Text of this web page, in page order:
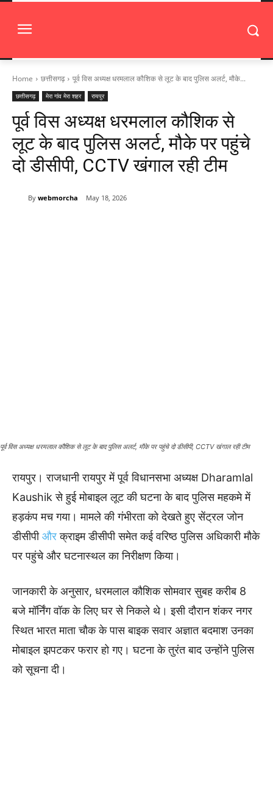
Home छत्तीसगढ़ पूर्व विस अध्यक्ष धरमलाल कौशिक से लूट के बाद पुलिस अलर्ट, मौके...
छत्तीसगढ़ मेरा गांव मेरा शहर रायपुर
पूर्व विस अध्यक्ष धरमलाल कौशिक से
लूट के बाद पुलिस अलर्ट, मौके पर पहुंचे
दो डीसीपी, CCTV खंगाल रही टीम
By webmorcha May 18, 2026
पूर्व विस अध्यक्ष धरमलाल कौशिक से लूट के बाद पुलिस अलर्ट, मौके पर पहुंचे दो डीसीपी, CCTV खंगाल रही टीम
रायपुर। राजधानी रायपुर में पूर्व विधानसभा अध्यक्ष Dharamlal
Kaushik से हुई मोबाइल लूट की घटना के बाद पुलिस महकमे में
हड़कंप मच गया। मामले की गंभीरता को देखते हुए सेंट्रल जोन
डीसीपीऔरक्राइम डीसीपी समेत कई वरिष्ठ पुलिस अधिकारी मौके
पर पहुंचे और घटनास्थल का निरीक्षण किया।
जानकारी के अनुसार, धरमलाल कौशिक सोमवार सुबह करीब 8
बजे मॉर्निंग वॉक के लिए घर से निकले थे। इसी दौरान शंकर नगर
स्थित भारत माता चौक के पास बाइक सवार अज्ञात बदमाश उनका
मोबाइल झपटकर फरार हो गए। घटना के तुरंत बाद उन्होंने पुलिस
को सूचना दी।